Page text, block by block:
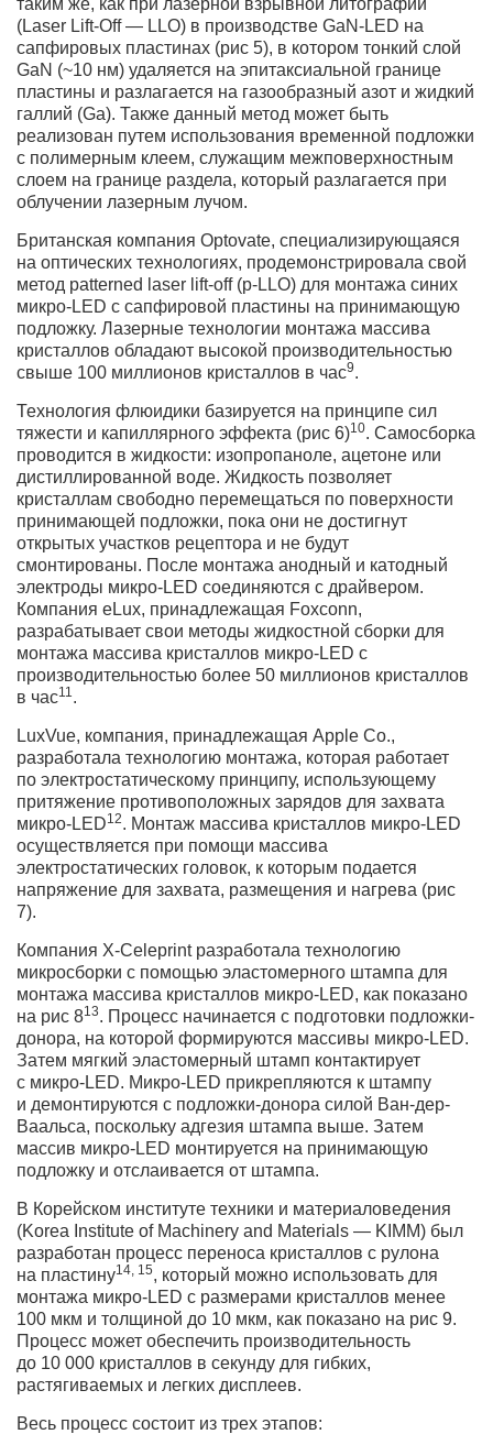
(Laser Lift-Off — LLO) в производстве GaN-LED на
сапфировых пластинах (рис 5), в котором тонкий слой
GaN (~10 нм) удаляется на эпитаксиальной границе
пластины и разлагается на газообразный азот и жидкий
галлий (Ga). Также данный метод может быть
реализован путем использования временной подложки
с полимерным клеем, служащим межповерхностным
слоем на границе раздела, который разлагается при
облучении лазерным лучом.
Британская компания Optovate, специализирующаяся
на оптических технологиях, продемонстрировала свой
метод patterned laser lift-off (p-LLO) для монтажа синих
микро-LED с сапфировой пластины на принимающую
подложку. Лазерные технологии монтажа массива
кристаллов обладают высокой производительностью
свыше 100 миллионов кристаллов в час9.
Технология флюидики базируется на принципе сил
тяжести и капиллярного эффекта (рис 6)10. Самосборка
проводится в жидкости: изопропаноле, ацетоне или
дистиллированной воде. Жидкость позволяет
кристаллам свободно перемещаться по поверхности
принимающей подложки, пока они не достигнут
открытых участков рецептора и не будут
смонтированы. После монтажа анодный и катодный
электроды микро-LED соединяются с драйвером.
Компания eLux, принадлежащая Foxconn,
разрабатывает свои методы жидкостной сборки для
монтажа массива кристаллов микро-LED с
производительностью более 50 миллионов кристаллов
в час11 .
LuxVue, компания, принадлежащая Apple Co.,
разработала технологию монтажа, которая работает
по электростатическому принципу, использующему
притяжение противоположных зарядов для захвата
микро-LED12. Монтаж массива кристаллов микро-LED
осуществляется при помощи массива
электростатических головок, к которым подается
напряжение для захвата, размещения и нагрева (рис
7).
Компания X-Celeprint разработала технологию
микросборки с помощью эластомерного штампа для
монтажа массива кристаллов микро-LED, как показано
на рис 813. Процесс начинается с подготовки подложки-
донора, на которой формируются массивы микро-LED.
Затем мягкий эластомерный штамп контактирует
с микро-LED. Микро-LED прикрепляются к штампу
и демонтируются с подложки-донора силой Ван-дер-
Ваальса, поскольку адгезия штампа выше. Затем
массив микро-LED монтируется на принимающую
подложку и отслаивается от штампа.
В Корейском институте техники и материаловедения
(Korea Institute of Machinery and Materials — KIMM) был
разработан процесс переноса кристаллов с рулона
на пластину14, 15, который можно использовать для
монтажа микро-LED с размерами кристаллов менее
100 мкм и толщиной до 10 мкм, как показано на рис 9.
Процесс может обеспечить производительность
до 10 000 кристаллов в секунду для гибких,
растягиваемых и легких дисплеев.
Весь процесс состоит из трех этапов: